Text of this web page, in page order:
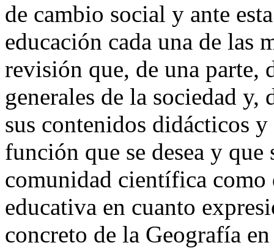
de cambio social y ante
educación cada una de las
revisión que, de una parte,
generales de la sociedad
sus contenidos didácticos
función que se desea y que
comunidad científica como
educativa en cuanto
concreto de la Geografía